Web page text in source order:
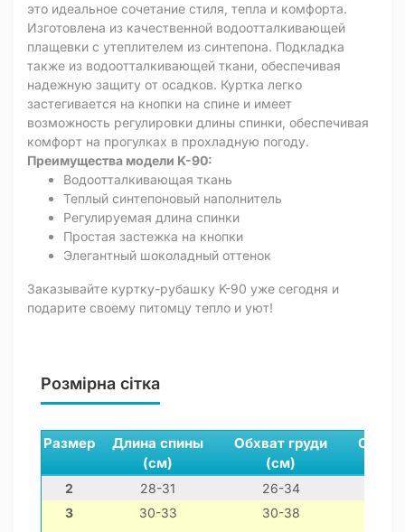
это идеальное сочетание стиля, тепла и комфорта.
Изготовлена из качественной водоотталкивающей
плащевки с утеплителем из синтепона. Подкладка
также из водоотталкивающей ткани, обеспечивая
надежную защиту от осадков. Куртка легко
застегивается на кнопки на спине и имеет
возможность регулировки длины спинки, обеспечивая
комфорт на прогулках в прохладную погоду.
Преимущества модели K-90:
Водоотталкивающая ткань
Теплый синтепоновый наполнитель
Регулируемая длина спинки
Простая застежка на кнопки
Элегантный шоколадный оттенок
Заказывайте куртку-рубашку K-90 уже сегодня и
подарите своему питомцу тепло и уют!
Розмірна сітка
Размер
Длина спины
(см)
Обхват груди
(см)
2 28-31 26-34
3
30-33 30-38